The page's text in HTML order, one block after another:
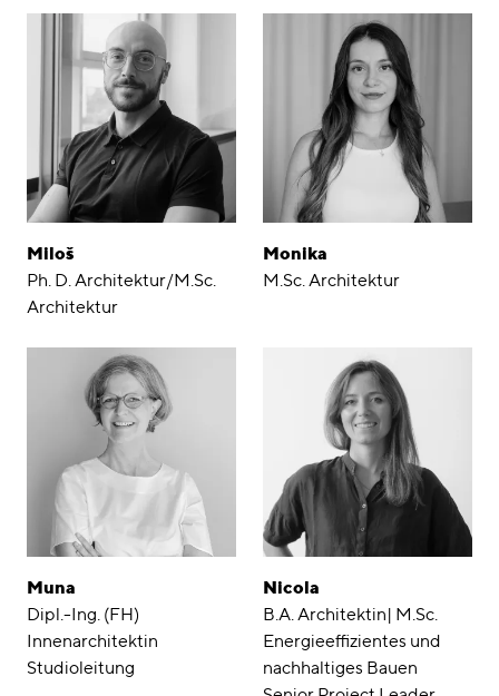
Miloš
Ph. D. Architektur/M.Sc.
Architektur
Monika
M.Sc. Architektur
Muna
Dipl.-Ing. (FH)
Innenarchitektin
Studioleitung
Nicola
B.A. Architektin| M.Sc.
Energieeffizientes und
nachhaltiges Bauen